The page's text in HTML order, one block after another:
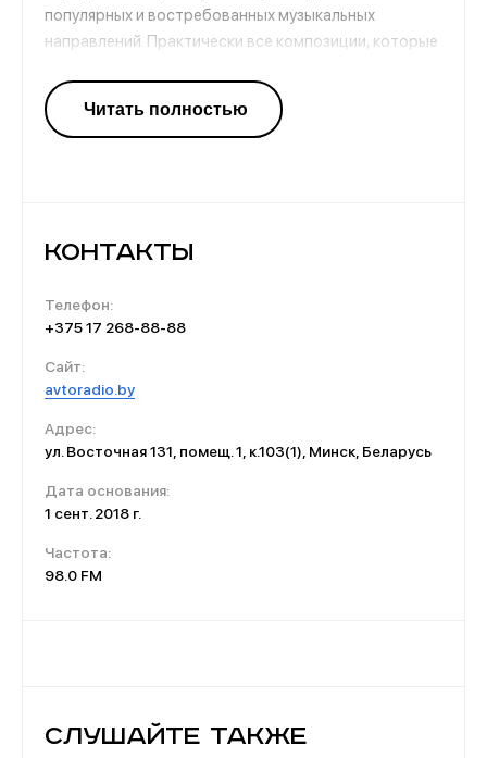
популярных и востребованных музыкальных
направлений. Практически все композиции, которые
рок. Целевая аудитория – мужчины 35-55 лет,
которые знают толк в качественных рок-песнях. В
Контакты
Телефон:
+375 17 268-88-88
Сайт:
avtoradio.by
Адрес:
ул. Восточная 131, помещ. 1, к.103(1), Минск, Беларусь
Дата основания:
1 сент. 2018 г.
Частота:
98.0 FM
Слушайте также